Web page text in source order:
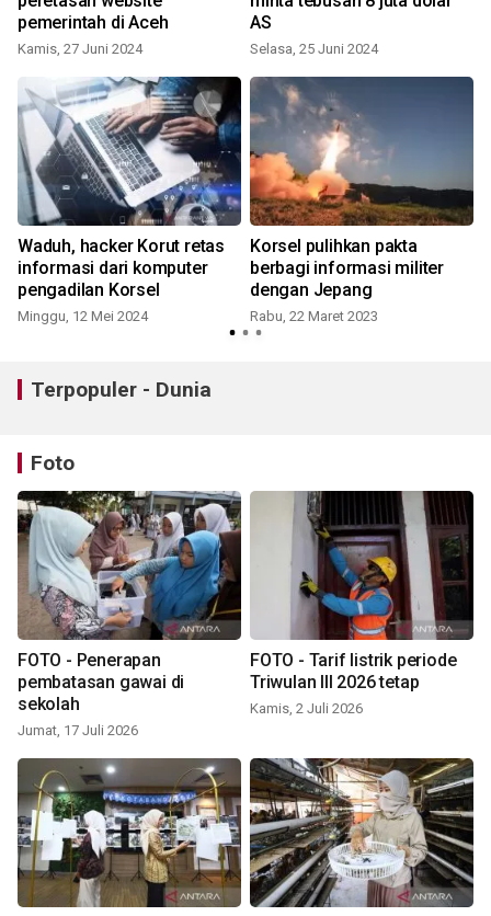
pemerintah di Aceh
Kamis, 27 Juni 2024
AS
Selasa, 25 Juni 2024
Waduh, hacker Korut retas
informasi dari komputer
pengadilan Korsel
Minggu, 12 Mei 2024
Korsel pulihkan pakta
berbagi informasi militer
dengan Jepang
Rabu, 22 Maret 2023
Terpopuler - Dunia
Foto
FOTO - Penerapan
pembatasan gawai di
sekolah
Jumat, 17 Juli 2026
FOTO - Tarif listrik periode
Triwulan III 2026 tetap
Kamis, 2 Juli 2026